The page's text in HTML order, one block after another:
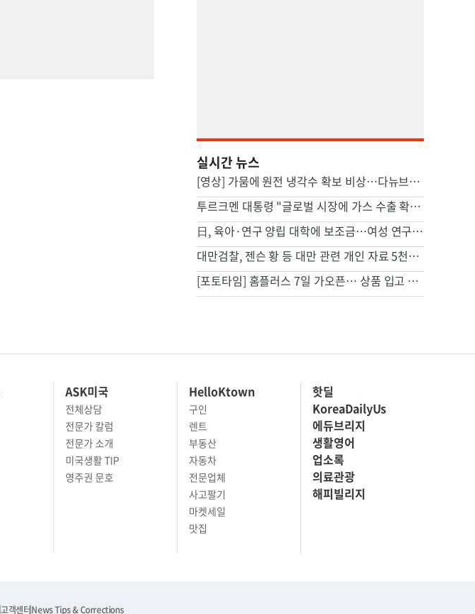
실시간 뉴스
[영상] 가뭄에 원전 냉각수 확보 비상…다뉴브강에 바지선까지 침몰시켜
투르크멘 대통령 "글로벌 시장에 가스 수출 확대 용의"
日, 육아·연구 양립 대학에 보조금…여성 연구자 육성
대만검찰, 젠슨 황 등 대만 관련 개인 자료 5천만건 유출자 기소
[포토타임] 홈플러스 7일 가오픈… 상품 입고 준비중
ASK미국
전체상담
전문가 칼럼
전문가 소개
미국생활 TIP
영주권 문호
HelloKtown
구인
렌트
부동산
자동차
전문업체
사고팔기
마켓세일
맛집
핫딜
KoreaDailyUs
에듀브리지
생활영어
업소록
의료관광
해피빌리지
고객센터News Tips & Corrections